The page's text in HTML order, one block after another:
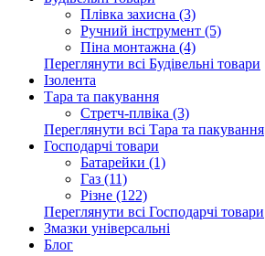
Плівка захисна (3)
Ручний інструмент (5)
Піна монтажна (4)
Переглянути всі Будівельні товари
Ізолента
Тара та пакування
Стретч-плвіка (3)
Переглянути всі Тара та пакування
Господарчі товари
Батарейки (1)
Газ (11)
Різне (122)
Переглянути всі Господарчі товари
Змазки універсальні
Блог